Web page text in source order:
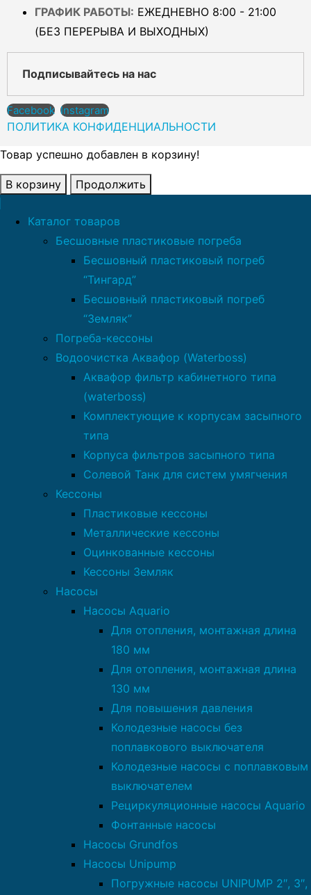
ГРАФИК РАБОТЫ: ЕЖЕДНЕВНО 8:00 - 21:00
(БЕЗ ПЕРЕРЫВА И ВЫХОДНЫХ)
Подписывайтесь на нас
Facebook Instagram
ПОЛИТИКА КОНФИДЕНЦИАЛЬНОСТИ
Товар успешно добавлен в корзину!
В корзину Продолжить
Каталог товаров
Бесшовные пластиковые погреба
Бесшовный пластиковый погреб
“Тингард”
Бесшовный пластиковый погреб
“Земляк”
Погреба-кессоны
Водоочистка Аквафор (Waterboss)
Аквафор фильтр кабинетного типа
(waterboss)
Комплектующие к корпусам засыпного
типа
Корпуса фильтров засыпного типа
Солевой Танк для систем умягчения
Кессоны
Пластиковые кессоны
Металлические кессоны
Оцинкованные кессоны
Кессоны Земляк
Насосы
Насосы Aquario
Для отопления, монтажная длина
180 мм
Для отопления, монтажная длина
130 мм
Для повышения давления
Колодезные насосы без
поплавкового выключателя
Колодезные насосы с поплавковым
выключателем
Рециркуляционные насосы Aquario
Фонтанные насосы
Насосы Grundfos
Насосы Unipump
Погружные насосы UNIPUMP 2″, 3″,